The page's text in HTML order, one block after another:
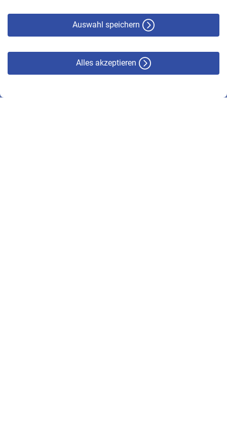
Auswahl speichern
Alles akzeptieren
© VBL 2026